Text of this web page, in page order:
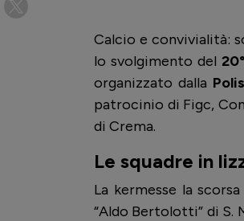
Calcio e convivialità:
lo svolgimento del
organizzato dalla
patrocinio di Figc,
di Crema.
Le squadre in
La kermesse la
“Aldo Bertolotti” di S.